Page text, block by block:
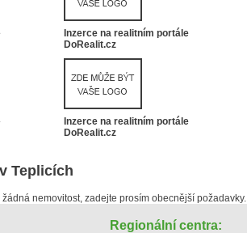
Inzerce na realitním portále
DoRealit.cz
Inzerce na realitním portále
DoRealit.cz
Teplicích
nemovitost, zadejte prosím obecnější požadavky.
Regionální centra: